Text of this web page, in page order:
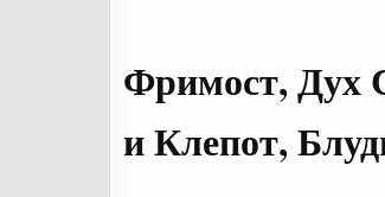
Фримост, Дух
и Клепот,